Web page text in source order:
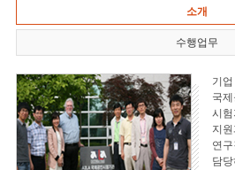
소개
수행업무
기
국
시
지
연
담